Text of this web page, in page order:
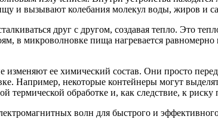
и вызывают колебания молекул воды, жиров и
друг с другом, создавая тепло. Это
в микроволновке пища нагревается равномерно
ее химический состав. Они просто
Например, некоторые контейнеры могут
термической обработке и, как следствие, к
волн для быстрого и